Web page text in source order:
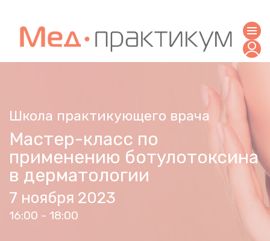
Школа практикующего врача
Мастер-класс по
применению ботулотоксина
в дерматологии
7 ноября 2023
16:00 - 18:00